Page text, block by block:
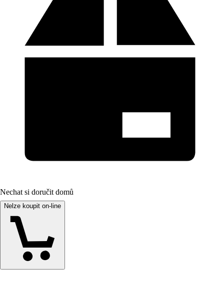
Nechat si doručit domů
Nelze koupit on-line